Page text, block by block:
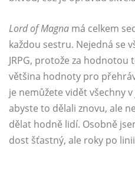
Lord of Magna má celkem
každou sestru. Nejedná se
JRPG, protože za
většina hodnoty pro
je nemůžete vidět všechny
abyste to dělali znovu, ale
dělat hodně lidí. Osobně
dost šťastný, ale roky po